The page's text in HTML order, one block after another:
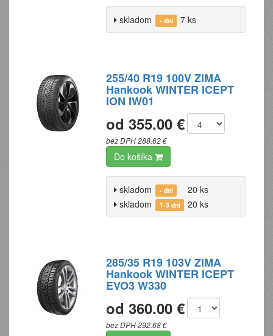
skladom - dní 7 ks
255/40 R19 100V ZIMA
Hankook WINTER ICEPT
ION IW01
od 355.00 €
bez DPH 288.62 €
Do košíka
skladom - dní
20 ks
skladom
1-3 dni 20 ks
285/35 R19 103V ZIMA
Hankook WINTER ICEPT
EVO3 W330
od 360.00 €
bez DPH 292.68 €